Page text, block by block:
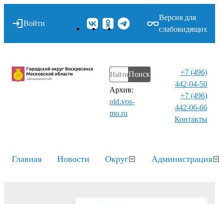
Войти
Версия для
слабовидящих
Поиск
Архив:
old.vos-
mo.ru
+7 (496)
442-04-50
+7 (496)
442-06-66
Контакты⁠
Главная Новости Округ Администрация